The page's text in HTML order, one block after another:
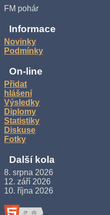
FM pohár
Informace
Novinky
Podmínky
On-line
Přidat
hlášení
Výsledky
Diplomy
Statistiky
Diskuse
Fotky
Další kola
8. srpna 2026
12. září 2026
10. října 2026